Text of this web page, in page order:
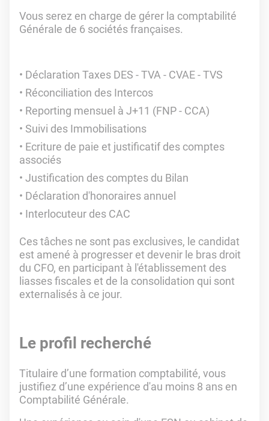
Vous serez en charge de gérer la comptabilité
Générale de 6 sociétés françaises.
Déclaration Taxes DES - TVA - CVAE - TVS
Réconciliation des Intercos
Reporting mensuel à J+11 (FNP - CCA)
Suivi des Immobilisations
Ecriture de paie et justificatif des comptes
associés
Justification des comptes du Bilan
Déclaration d'honoraires annuel
Interlocuteur des CAC
Ces tâches ne sont pas exclusives, le candidat
est amené à progresser et devenir le bras droit
du CFO, en participant à l'établissement des
liasses fiscales et de la consolidation qui sont
externalisés à ce jour.
Le profil recherché
Titulaire d’une formation comptabilité, vous
justifiez d’une expérience d'au moins 8 ans en
Comptabilité Générale.